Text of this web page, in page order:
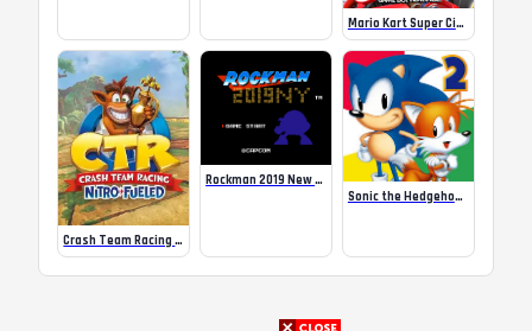
Mario Kart Super Circuit GBA
Crash Team Racing Nitro-Fueled
Rockman 2019 New Year’s Hack
Sonic the Hedgehog 2 (2013)